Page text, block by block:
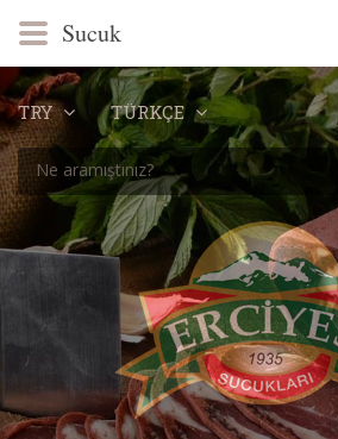
TRY TÜRKÇE
Sucuk